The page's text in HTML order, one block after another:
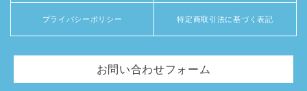
プライバシーポリシー 特定商取引法に基づく表記
お問い合わせフォーム